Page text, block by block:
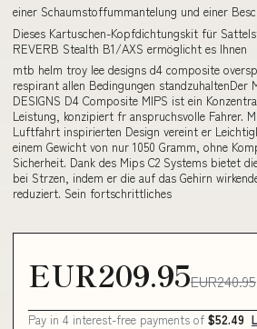
einer Schaumstoffummantelung und einer
Dieses Kartuschen-Kopfdichtungskit für
REVERB Stealth B1/AXS ermöglicht es Ihnen
mtb helm troy lee designs d4 composite
respirant allen Bedingungen standzuhaltenDer
DESIGNS D4 Composite MIPS ist ein
Leistung, konzipiert fr anspruchsvolle Fahrer.
Luftfahrt inspirierten Design vereint er
einem Gewicht von nur 1050 Gramm, ohne
Sicherheit. Dank des Mips C2 Systems bietet
bei Strzen, indem er die auf das Gehirn
reduziert. Sein fortschrittliches
EUR209.95EUR240.95
Pay in 4 interest-free payments of $52.49